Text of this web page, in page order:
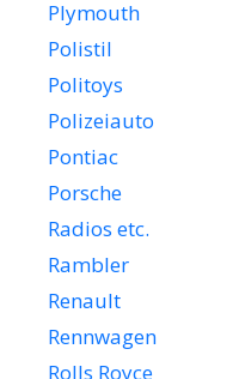
Plymouth
Polistil
Politoys
Polizeiauto
Pontiac
Porsche
Radios etc.
Rambler
Renault
Rennwagen
Rolls Royce